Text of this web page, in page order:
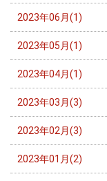
2023年06月(1)
2023年05月(1)
2023年04月(1)
2023年03月(3)
2023年02月(3)
2023年01月(2)